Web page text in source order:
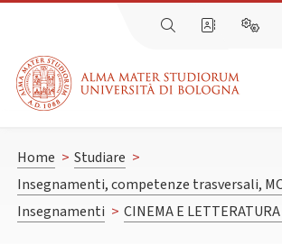
Home > Studiare >
Insegnamenti, competenze trasversali,
Insegnamenti > CINEMA E